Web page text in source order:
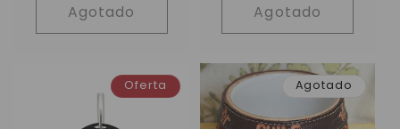
Agotado Agotado
Oferta Agotado